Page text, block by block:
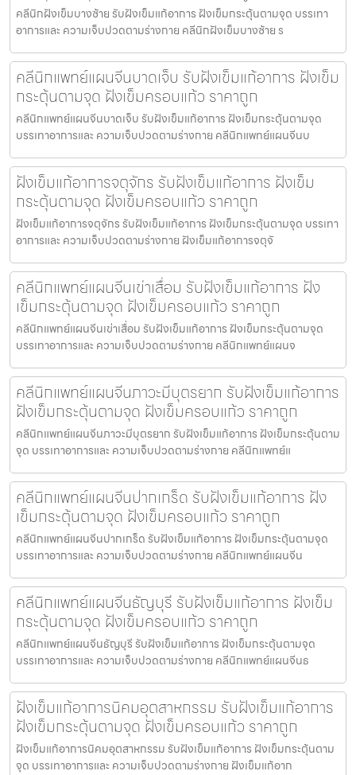
คลีนิกฝังเข็มบางซ้าย รับฝังเข็มแก้อาการ ฝังเข็มกระตุ้นตามจุด บรรเทา
อาการและ ความเจ็บปวดตามร่างกาย คลีนิกฝังเข็มบางซ้าย ร
คลีนิกแพทย์แผนจีนบาดเจ็บ รับฝังเข็มแก้อาการ ฝังเข็ม
กระตุ้นตามจุด ฝังเข็มครอบแก้ว ราคาถูก
คลีนิกแพทย์แผนจีนบาดเจ็บ รับฝังเข็มแก้อาการ ฝังเข็มกระตุ้นตามจุด
บรรเทาอาการและ ความเจ็บปวดตามร่างกาย คลีนิกแพทย์แผนจีนบ
ฝังเข็มแก้อาการจตุจักร รับฝังเข็มแก้อาการ ฝังเข็ม
กระตุ้นตามจุด ฝังเข็มครอบแก้ว ราคาถูก
ฝังเข็มแก้อาการจตุจักร รับฝังเข็มแก้อาการ ฝังเข็มกระตุ้นตามจุด บรรเทา
อาการและ ความเจ็บปวดตามร่างกาย ฝังเข็มแก้อาการจตุจั
คลีนิกแพทย์แผนจีนเข่าเสื่อม รับฝังเข็มแก้อาการ ฝัง
เข็มกระตุ้นตามจุด ฝังเข็มครอบแก้ว ราคาถูก
คลีนิกแพทย์แผนจีนเข่าเสื่อม รับฝังเข็มแก้อาการ ฝังเข็มกระตุ้นตามจุด
บรรเทาอาการและ ความเจ็บปวดตามร่างกาย คลีนิกแพทย์แผนจ
คลีนิกแพทย์แผนจีนภาวะมีบุตรยาก รับฝังเข็มแก้อาการ
ฝังเข็มกระตุ้นตามจุด ฝังเข็มครอบแก้ว ราคาถูก
คลีนิกแพทย์แผนจีนภาวะมีบุตรยาก รับฝังเข็มแก้อาการ ฝังเข็มกระตุ้นตาม
จุด บรรเทาอาการและ ความเจ็บปวดตามร่างกาย คลีนิกแพทย์แ
คลีนิกแพทย์แผนจีนปากเกร็ด รับฝังเข็มแก้อาการ ฝัง
เข็มกระตุ้นตามจุด ฝังเข็มครอบแก้ว ราคาถูก
คลีนิกแพทย์แผนจีนปากเกร็ด รับฝังเข็มแก้อาการ ฝังเข็มกระตุ้นตามจุด
บรรเทาอาการและ ความเจ็บปวดตามร่างกาย คลีนิกแพทย์แผนจีน
คลีนิกแพทย์แผนจีนธัญบุรี รับฝังเข็มแก้อาการ ฝังเข็ม
กระตุ้นตามจุด ฝังเข็มครอบแก้ว ราคาถูก
คลีนิกแพทย์แผนจีนธัญบุรี รับฝังเข็มแก้อาการ ฝังเข็มกระตุ้นตามจุด
บรรเทาอาการและ ความเจ็บปวดตามร่างกาย คลีนิกแพทย์แผนจีนธ
ฝังเข็มแก้อาการนิคมอุตสาหกรรม รับฝังเข็มแก้อาการ
ฝังเข็มกระตุ้นตามจุด ฝังเข็มครอบแก้ว ราคาถูก
ฝังเข็มแก้อาการนิคมอุตสาหกรรม รับฝังเข็มแก้อาการ ฝังเข็มกระตุ้นตาม
จุด บรรเทาอาการและ ความเจ็บปวดตามร่างกาย ฝังเข็มแก้อาก